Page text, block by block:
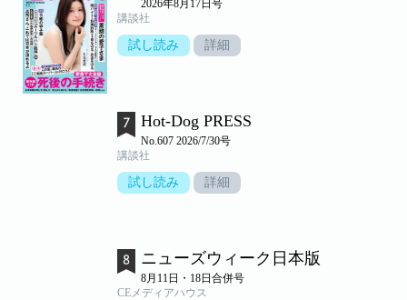
2026年8月17日号
講談社
試し読み 詳細
Hot-Dog PRESS
No.607 2026/7/30号
講談社
試し読み 詳細
ニューズウィーク日本版
8月11日・18日合併号
CEメディアハウス